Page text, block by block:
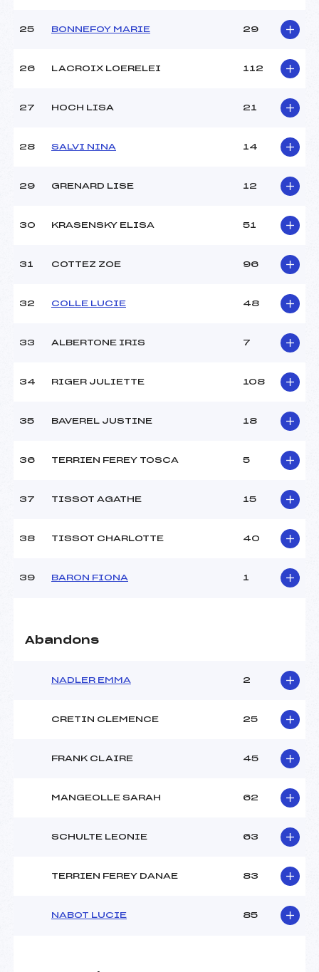
25 BONNEFOY MARIE 29
26 LACROIX LOERELEI 112
27 HOCH LISA 21
28 SALVI NINA 14
29 GRENARD LISE 12
30 KRASENSKY ELISA 51
31 COTTEZ ZOE 96
32 COLLE LUCIE 48
33 ALBERTONE IRIS 7
34 RIGER JULIETTE 108
35 BAVEREL JUSTINE 18
36 TERRIEN FEREY TOSCA 5
37 TISSOT AGATHE 15
38 TISSOT CHARLOTTE 40
39 BARON FIONA 1
Abandons
NADLER EMMA 2
CRETIN CLEMENCE 25
FRANK CLAIRE 45
MANGEOLLE SARAH 62
SCHULTE LEONIE 63
TERRIEN FEREY DANAE 83
NABOT LUCIE 85